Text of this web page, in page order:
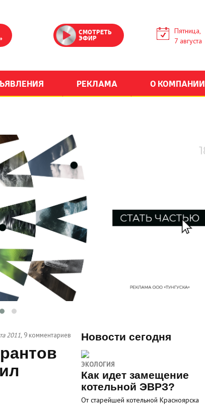
СМОТРЕТЬ
ЭФИР
Пятница,
7 августа
РЕКЛАМА О КОМПАНИИ
2011, 9 комментариев Новости сегодня
ЭКОЛОГИЯ
Как идет замещение
котельной ЭВРЗ?
От старейшей котельной Красноярска